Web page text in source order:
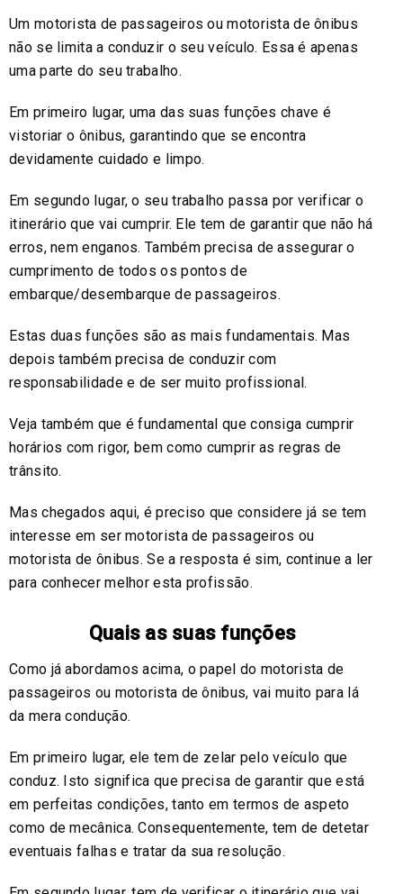
Um motorista de passageiros ou motorista de ônibus
não se limita a conduzir o seu veículo. Essa é apenas
uma parte do seu trabalho.
Em primeiro lugar, uma das suas funções chave é
vistoriar o ônibus, garantindo que se encontra
devidamente cuidado e limpo.
Em segundo lugar, o seu trabalho passa por verificar o
itinerário que vai cumprir. Ele tem de garantir que não há
erros, nem enganos. Também precisa de assegurar o
cumprimento de todos os pontos de
embarque/desembarque de passageiros.
Estas duas funções são as mais fundamentais. Mas
depois também precisa de conduzir com
responsabilidade e de ser muito profissional.
Veja também que é fundamental que consiga cumprir
horários com rigor, bem como cumprir as regras de
trânsito.
Mas chegados aqui, é preciso que considere já se tem
interesse em ser motorista de passageiros ou
motorista de ônibus. Se a resposta é sim, continue a ler
para conhecer melhor esta profissão.
Quais as suas funções
Como já abordamos acima, o papel do motorista de
passageiros ou motorista de ônibus, vai muito para lá
da mera condução.
Em primeiro lugar, ele tem de zelar pelo veículo que
conduz. Isto significa que precisa de garantir que está
em perfeitas condições, tanto em termos de aspeto
como de mecânica. Consequentemente, tem de detetar
eventuais falhas e tratar da sua resolução.